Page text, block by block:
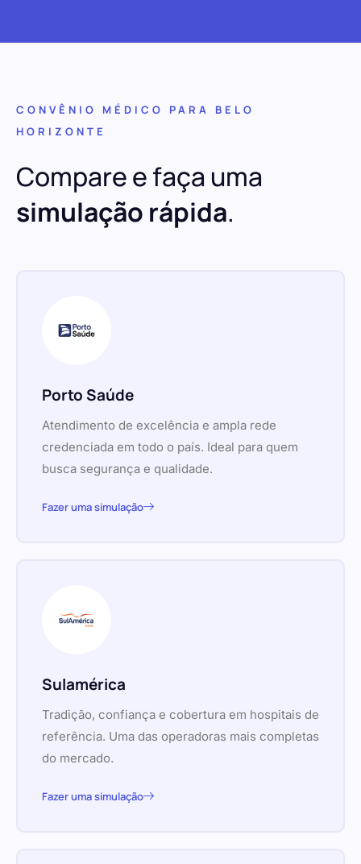
CONVÊNIO MÉDICO PARA BELO
HORIZONTE
Compare e faça uma
simulação rápida.
Porto Saúde
Atendimento de excelência e ampla rede
credenciada em todo o país. Ideal para quem
busca segurança e qualidade.
Fazer uma simulação
Sulamérica
Tradição, confiança e cobertura em hospitais de
referência. Uma das operadoras mais completas
do mercado.
Fazer uma simulação